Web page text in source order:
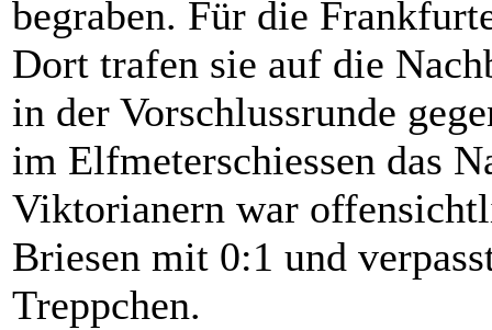
begraben. Für die
Dort trafen sie auf die
in der Vorschlussrunde
im Elfmeterschiessen das
Viktorianern war
Briesen mit 0:1 und
Treppchen.